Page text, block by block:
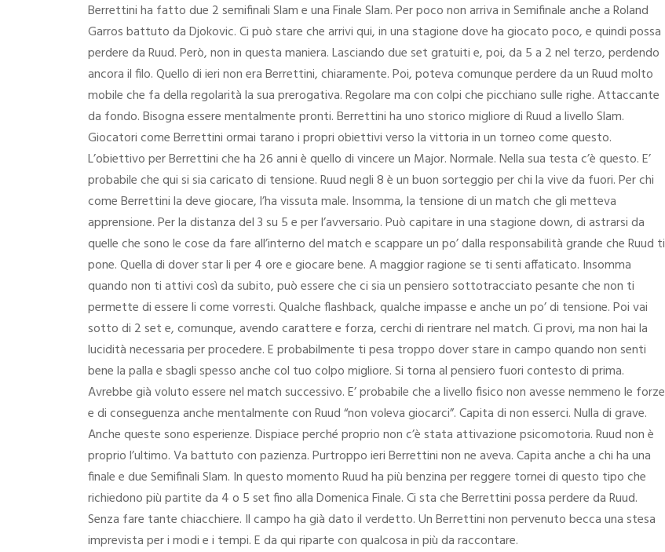
Berrettini ha fatto due 2 semifinali Slam e una Finale Slam. Per poco non arriva in Semifinale anche a Roland
Garros battuto da Djokovic. Ci può stare che arrivi qui, in una stagione dove ha giocato poco, e quindi possa
perdere da Ruud. Però, non in questa maniera. Lasciando due set gratuiti e, poi, da 5 a 2 nel terzo, perdendo
ancora il filo. Quello di ieri non era Berrettini, chiaramente. Poi, poteva comunque perdere da un Ruud molto
mobile che fa della regolarità la sua prerogativa. Regolare ma con colpi che picchiano sulle righe. Attaccante
da fondo. Bisogna essere mentalmente pronti. Berrettini ha uno storico migliore di Ruud a livello Slam.
Giocatori come Berrettini ormai tarano i propri obiettivi verso la vittoria in un torneo come questo.
L’obiettivo per Berrettini che ha 26 anni è quello di vincere un Major. Normale. Nella sua testa c’è questo. E’
probabile che qui si sia caricato di tensione. Ruud negli 8 è un buon sorteggio per chi la vive da fuori. Per chi
come Berrettini la deve giocare, l’ha vissuta male. Insomma, la tensione di un match che gli metteva
apprensione. Per la distanza del 3 su 5 e per l’avversario. Può capitare in una stagione down, di astrarsi da
quelle che sono le cose da fare all’interno del match e scappare un po’ dalla responsabilità grande che Ruud ti
pone. Quella di dover star li per 4 ore e giocare bene. A maggior ragione se ti senti affaticato. Insomma
quando non ti attivi così da subito, può essere che ci sia un pensiero sottotracciato pesante che non ti
permette di essere li come vorresti. Qualche flashback, qualche impasse e anche un po’ di tensione. Poi vai
sotto di 2 set e, comunque, avendo carattere e forza, cerchi di rientrare nel match. Ci provi, ma non hai la
lucidità necessaria per procedere. E probabilmente ti pesa troppo dover stare in campo quando non senti
bene la palla e sbagli spesso anche col tuo colpo migliore. Si torna al pensiero fuori contesto di prima.
Avrebbe già voluto essere nel match successivo. E’ probabile che a livello fisico non avesse nemmeno le forze
e di conseguenza anche mentalmente con Ruud “non voleva giocarci”. Capita di non esserci. Nulla di grave.
Anche queste sono esperienze. Dispiace perché proprio non c’è stata attivazione psicomotoria. Ruud non è
proprio l’ultimo. Va battuto con pazienza. Purtroppo ieri Berrettini non ne aveva. Capita anche a chi ha una
finale e due Semifinali Slam. In questo momento Ruud ha più benzina per reggere tornei di questo tipo che
richiedono più partite da 4 o 5 set fino alla Domenica Finale. Ci sta che Berrettini possa perdere da Ruud.
Senza fare tante chiacchiere. Il campo ha già dato il verdetto. Un Berrettini non pervenuto becca una stesa
imprevista per i modi e i tempi. E da qui riparte con qualcosa in più da raccontare.